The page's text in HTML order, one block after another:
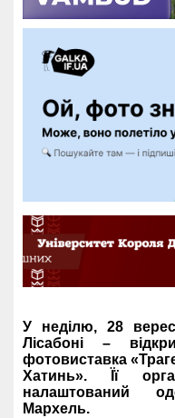
У неділю, 28
Лісабоні –
фотовиставка
Хатинь». Її
налаштований
Мархель.